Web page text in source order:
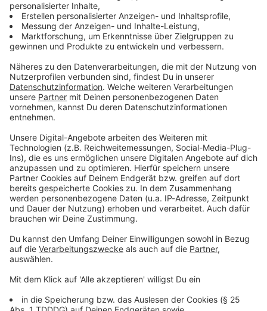
Zum Newsletter anmelden
Du möchtest uns etwas sagen?
Studio Hotline
Kontaktformular
Sprachnachricht
© dpa-infocom, dpa:260515-930-82046/1